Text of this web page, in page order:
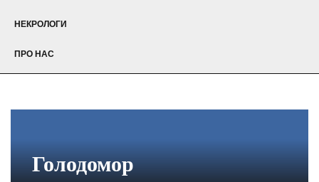
НЕКРОЛОГИ
ПРО НАС
Голодомор